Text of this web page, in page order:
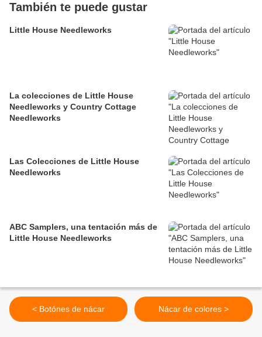
También te puede gustar
Little House Needleworks
La colecciones de Little House
Needleworks y Country Cottage
Needleworks
Las Colecciones de Little House
Needleworks
ABC Samplers, una tentación más de
Little House Needleworks
< Botónes de nácar Nácar de colores >